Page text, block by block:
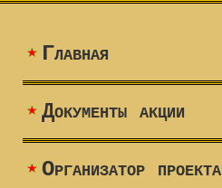
Главная
Документы акции
Организатор проекта